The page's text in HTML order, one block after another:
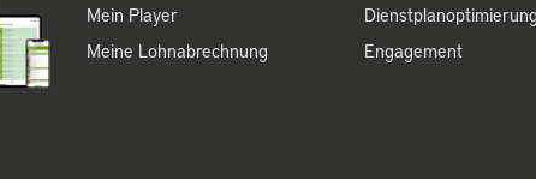
Mein Player
Meine Lohnabrechnung
Dienstplanoptimierung
Engagement